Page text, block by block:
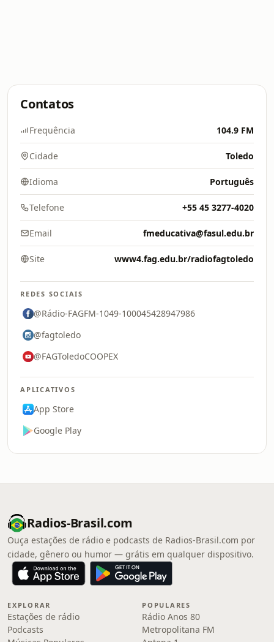
Contatos
Frequência 104.9 FM
Cidade Toledo
Idioma Português
Telefone +55 45 3277-4020
Email fmeducativa@fasul.edu.br
Site www4.fag.edu.br/radiofagtoledo
REDES SOCIAIS
@Rádio-FAGFM-1049-100045428947986
@fagtoledo
@FAGToledoCOOPEX
APLICATIVOS
App Store
Google Play
Radios-Brasil.com
Ouça estações de rádio e podcasts de Radios-Brasil.com por
cidade, gênero ou humor — grátis em qualquer dispositivo.
EXPLORAR
Estações de rádio
Podcasts
POPULARES
Rádio Anos 80
Metropolitana FM